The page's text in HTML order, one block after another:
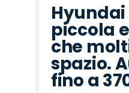
piccola
che
spazio.
fino a